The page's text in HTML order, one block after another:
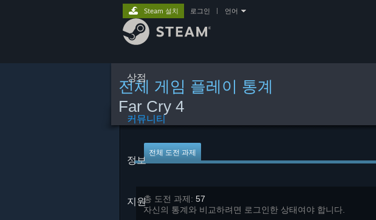
상점
커뮤니티
정보
지원
Steam 설치 로그인 언어
전체 게임 플레이 통계
Far Cry 4
전체 도전 과제
총 도전 과제: 57
자신의 통계와 비교하려면 로그인한 상태여야 합니다.